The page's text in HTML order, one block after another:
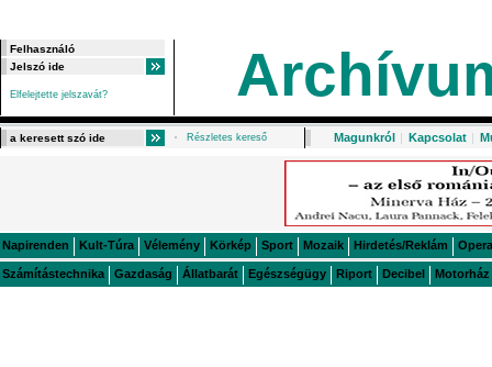
Elfelejtette jelszavát?
Részletes kereső Magunkról | Kapcsolat |
Napirenden Kult-Túra Vélemény Körkép Sport Mozaik Hirdetés/Reklám Opera
Számítástechnika Gazdaság Állatbarát Egészségügy Riport Decibel Motorház